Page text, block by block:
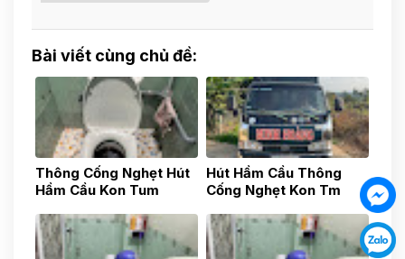
Bài viết cùng chủ đề:
Thông Cống Nghẹt Hút
Hầm Cầu Kon Tum
Hút Hầm Cầu Thông
Cống Nghẹt Kon Tm